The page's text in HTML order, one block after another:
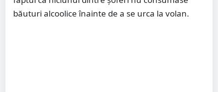
băuturi alcoolice înainte de a se urca la volan.